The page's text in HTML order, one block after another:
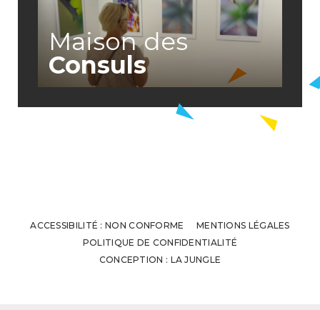
Maison des
Consuls
ACCESSIBILITÉ : NON CONFORME
MENTIONS LÉGALES
POLITIQUE DE CONFIDENTIALITÉ
CONCEPTION : LA JUNGLE